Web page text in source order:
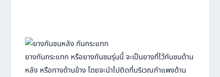
ยางกันกระแทก หรือยางกันชนรุ่นนี้ จะเป็นยางที่ไว้กันชนด้าน
หลัง หรือทางด้านข้าง โดยจะนำไปติดที่บริเวณกำแพงด้าน